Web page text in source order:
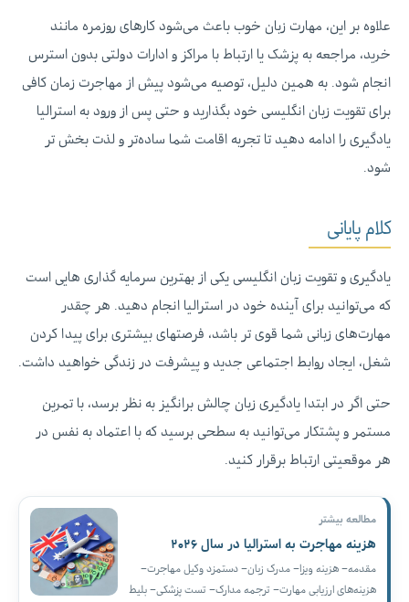
علاوه بر این، مهارت زبان خوب باعث می‌شود کارهای روزمره مانند
خرید، مراجعه به پزشک یا ارتباط با مراکز و ادارات دولتی بدون استرس
انجام شود. به همین دلیل، توصیه می‌شود پیش از مهاجرت زمان کافی
برای تقویت زبان انگلیسی خود بگذارید و حتی پس از ورود به استرالیا
یادگیری را ادامه دهید تا تجربه اقامت شما ساده‌تر و لذت‌ بخش‌ تر
شود.
کلام پایانی
یادگیری و تقویت زبان انگلیسی یکی از بهترین سرمایه‌ گذاری‌ هایی است
که می‌توانید برای آینده خود در استرالیا انجام دهید. هر چقدر
مهارت‌های زبانی شما قوی‌ تر باشد، فرصتهای بیشتری برای پیدا کردن
شغل، ایجاد روابط اجتماعی جدید و پیشرفت در زندگی خواهید داشت.
حتی اگر در ابتدا یادگیری زبان چالش‌ برانگیز به نظر برسد، با تمرین
مستمر و پشتکار می‌توانید به سطحی برسید که با اعتماد به‌ نفس در
هر موقعیتی ارتباط برقرار کنید.
مطالعه بیشتر
هزینه مهاجرت به استرالیا در سال ۲۰۲۶
مقدمه– هزینه ویزا– مدرک زبان– دستمزد وکیل مهاجرت–
هزینه‌های ارزیابی مهارت– ترجمه مدارک– تست پزشکی– بلیط